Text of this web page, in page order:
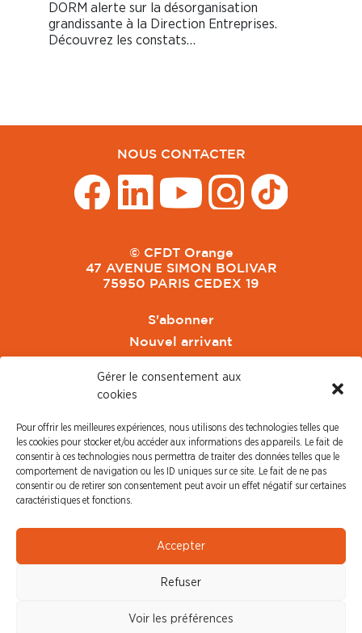
Gérer le consentement aux
cookies
Pour offrir les meilleures expériences, nous utilisons des technologies telles que
les cookies pour stocker et/ou accéder aux informations des appareils. Le fait de
consentir à ces technologies nous permettra de traiter des données telles que le
comportement de navigation ou les ID uniques sur ce site. Le fait de ne pas
consentir ou de retirer son consentement peut avoir un effet négatif sur certaines
caractéristiques et fonctions.
Accepter
Refuser
Voir les préférences
DORM alerte sur la désorganisation
grandissante à la Direction Entreprises.
Découvrez les constats…
NOUS CONTACTER
© CFDT Orange
47 AVENUE SIMON BOLIVAR
75950 PARIS CEDEX 19
S'abonner
Nouvel arrivant
CFDT Cadres
CFDT Retraités
L'UFFA
PRESSE
Communiqué de Presse
Revue de Presse